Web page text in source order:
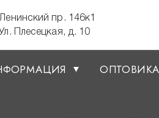
пр. 146к1
Плесецкая, д. 10